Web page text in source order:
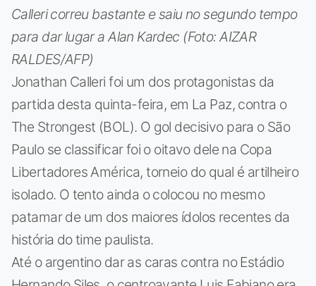
Calleri correu bastante e saiu no segundo tempo
para dar lugar a Alan Kardec (Foto: AIZAR
RALDES/AFP)
Jonathan Calleri foi um dos protagonistas da
partida desta quinta-feira, em La Paz, contra o
The Strongest (BOL). O gol decisivo para o São
Paulo se classificar foi o oitavo dele na Copa
Libertadores América, torneio do qual é artilheiro
isolado. O tento ainda o colocou no mesmo
patamar de um dos maiores ídolos recentes da
história do time paulista.
Até o argentino dar as caras contra no Estádio